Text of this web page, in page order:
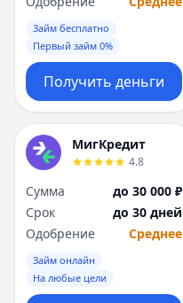
Займ бесплатно
Первый займ 0%
Получить деньги
МигКредит
4.8
Сумма
до 30 000 ₽
Срок
до 30 дней
Одобрение
Среднее
Займ онлайн
На любые цели